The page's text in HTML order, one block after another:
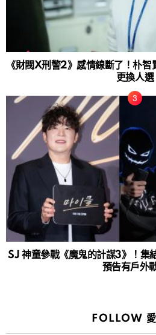
《財閥X刑警2》感情線斷了！朴
更換人選
SJ 神童參戰《魔鬼的計謀3》！集
預告有戶外
FOLLOW